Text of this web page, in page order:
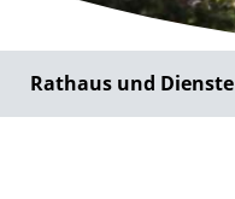
Rathaus und Dienste